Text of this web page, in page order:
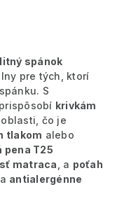
spánok
pre tých, ktorí
S
krivkám
čo je
tlakom alebo
pena T25
matraca , a poťah
a antialergénne